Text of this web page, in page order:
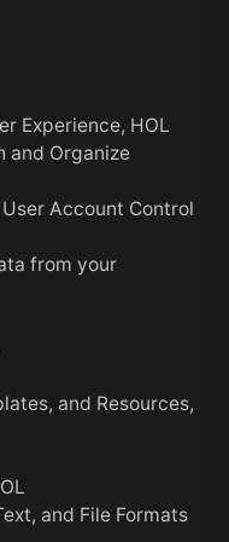
Experience, HOL
and Organize
Account Control
from your
and Resources,
and File Formats